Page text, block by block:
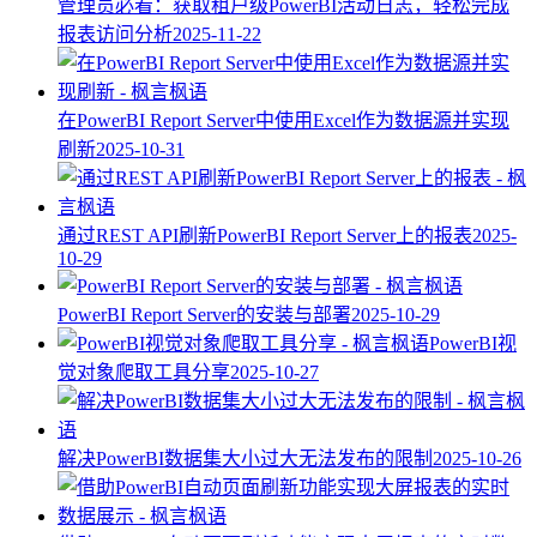
管理员必看：获取租户级PowerBI活动日志，轻松完成
报表访问分析2025-11-22
在PowerBI Report Server中使用Excel作为数据源并实现
刷新2025-10-31
通过REST API刷新PowerBI Report Server上的报表2025-
10-29
PowerBI Report Server的安装与部署2025-10-29
PowerBI视
觉对象爬取工具分享2025-10-27
解决PowerBI数据集大小过大无法发布的限制 2025-10-26